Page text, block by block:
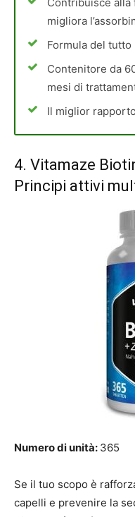
migliora
Formula del
Contenitore da
mesi di
Il miglior
4. Vitamaze
Principi attivi
Numero di unità: 365
Se il tuo scopo è
capelli e prevenire la